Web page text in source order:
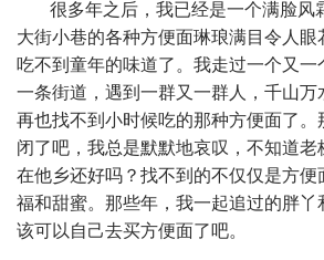
很多年之后，我已经是一个满脸风
大街小巷的各种方便面琳琅满目令人
吃不到童年的味道了。我走过一个又一
一条街道，遇到一群又一群人，千山万
再也找不到小时候吃的那种方便面了。
闭了吧，我总是默默地哀叹，不知道
在他乡还好吗？找不到的不仅仅是方便
福和甜蜜。那些年，我一起追过的胖丫
该可以自己去买方便面了吧。